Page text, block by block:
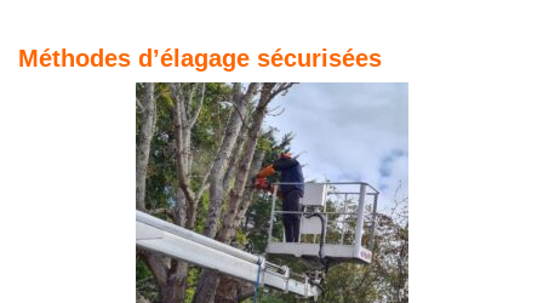
Méthodes d’élagage sécurisées